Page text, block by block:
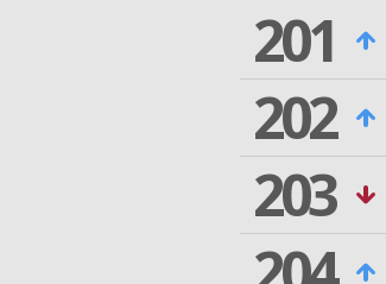
201
202
203